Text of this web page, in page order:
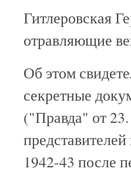
Гитлеровская
отравляющие
Об этом
секретные
("Правда" от
1942-43 после